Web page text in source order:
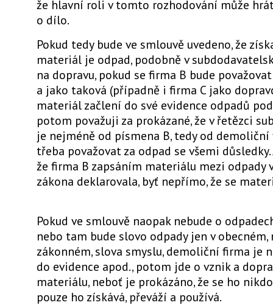
že hlavní roli v tomto rozhodování může
o dílo.
Pokud tedy bude ve smlouvě uvedeno, že
materiál je odpad, podobně v
na dopravu, pokud se firma B bude
a jako taková (případně i firma C jako
materiál začlení do své evidence odpadů
potom považuji za prokázané, že v řetězci
je nejméně od písmena B, tedy od
třeba považovat za odpad se všemi
že firma B zapsáním materiálu mezi odpady
zákona deklarovala, byť nepřímo, že se
Pokud ve smlouvě naopak nebude o
nebo tam bude slovo odpady jen v
zákonném, slova smyslu, demoliční firma je
do evidence apod., potom jde o vznik a
materiálu, neboť je prokázáno, že se ho
pouze ho získává, převáží a používá.